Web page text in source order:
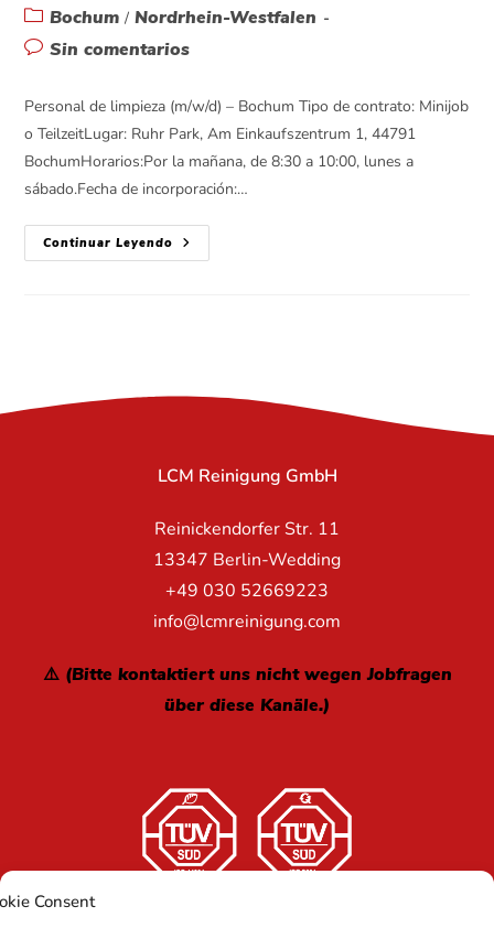
Consent
Bochum / Nordrhein-Westfalen
Sin comentarios
Personal de limpieza (m/w/d) – Bochum Tipo de contrato: Minijob
o TeilzeitLugar: Ruhr Park, Am Einkaufszentrum 1, 44791
BochumHorarios:Por la mañana, de 8:30 a 10:00, lunes a
sábado.Fecha de incorporación:…
Continuar Leyendo
LCM Reinigung GmbH
Reinickendorfer Str. 11
13347 Berlin-Wedding
+49 030 52669223
info@lcmreinigung.com
⚠️ (Bitte kontaktiert uns nicht wegen Jobfragen
über diese Kanäle.)